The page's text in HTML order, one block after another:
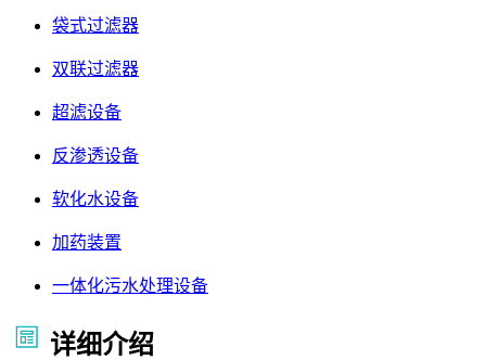
袋式过滤器
双联过滤器
超滤设备
反渗透设备
软化水设备
加药装置
一体化污水处理设备
详细介绍